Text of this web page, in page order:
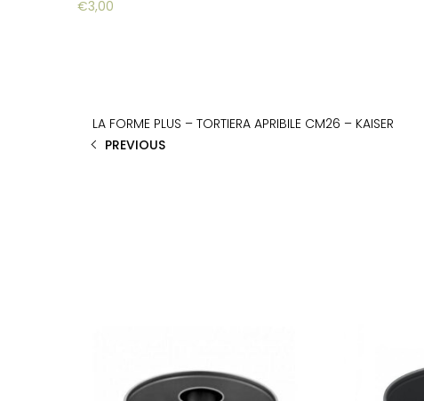
€3,00
LA FORME PLUS – TORTIERA APRIBILE CM26 – KAISER
PREVIOUS